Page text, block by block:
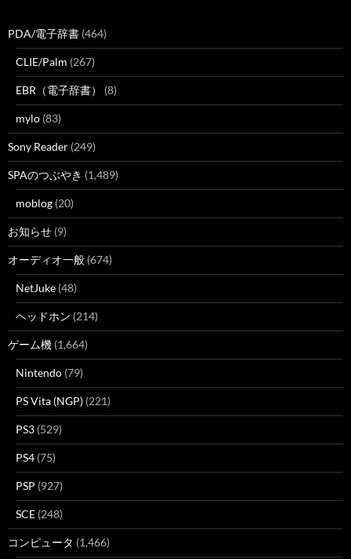
PDA/電子辞書 (464)
CLIE/Palm (267)
EBR（電子辞書） (8)
mylo (83)
Sony Reader (249)
SPAのつぶやき (1,489)
moblog (20)
お知らせ (9)
オーディオ一般 (674)
NetJuke (48)
ヘッドホン (214)
ゲーム機 (1,664)
Nintendo (79)
PS Vita (NGP) (221)
PS3 (529)
PS4 (75)
PSP (927)
SCE (248)
コンピュータ (1,466)